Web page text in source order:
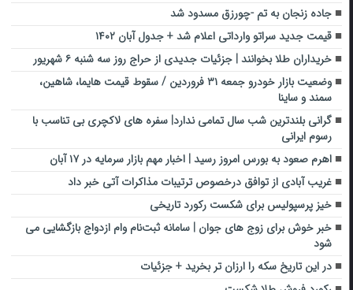
جاده زنجان به تم -چورزق مسدود شد
قیمت جدید سراتو وارداتی اعلام شد + جدول آبان ۱۴۰۲
خریداران طلا بخوانند | جزئیات جدیدی از حراج روز سه شنبه ۶ شهریور
وضعیت بازار خودرو جمعه ۳۱ فروردین / سقوط قیمت هایما، شاهین،
سمند و ساینا
گرانی بلندترین شب سال تمامی ندارد| سفره های لاکچری بی تناسب با
رسوم ایرانی
اهرم صعود به بورس امروز رسید | اخبار مهم بازار سرمایه در ۱۷ آبان
غریب آبادی از توافق درخصوص ترتیبات مذاکرات آتی خبر داد
خیز پرسپولیس برای شکست رکورد تاریخی
خبر خوش برای زوج های جوان | سامانه ثبت‌نام وام ازدواج بازگشایی می
شود
در این تاریخ سکه را ارزان تر بخرید + جزئیات